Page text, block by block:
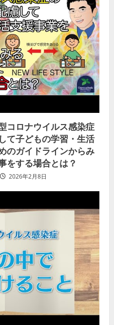
コロナウイルス感染症
て子どもの学習・生活
のガイドラインからみ
をする場合とは？
2026年2月8日